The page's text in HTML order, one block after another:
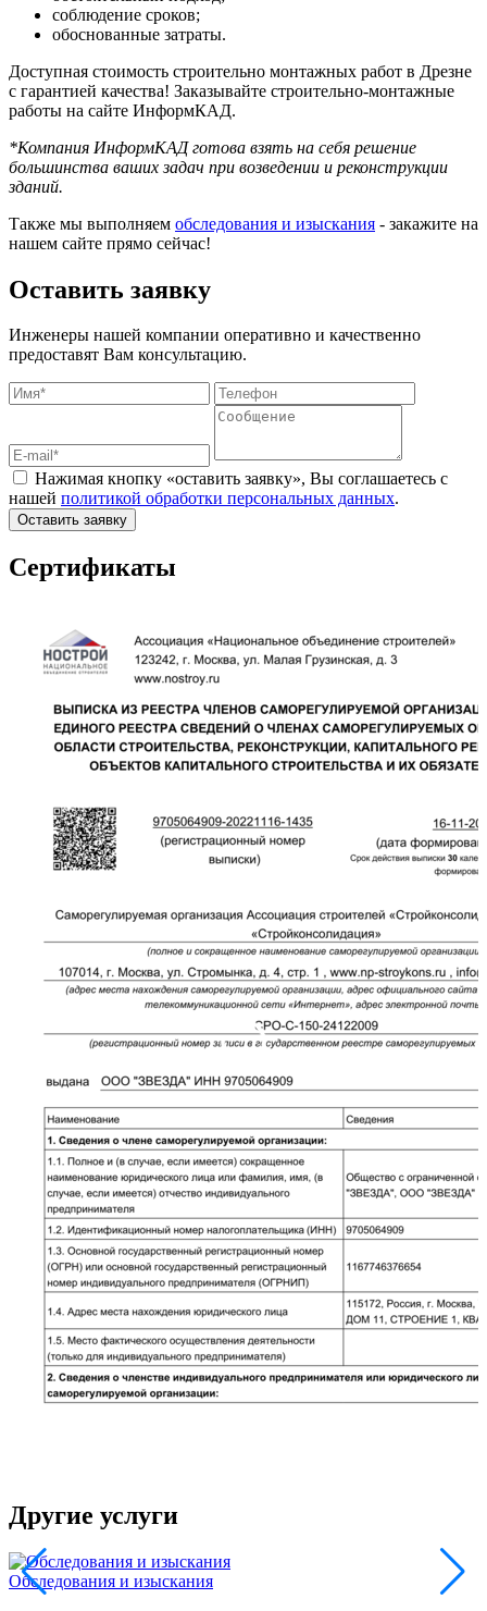
соблюдение сроков;
обоснованные затраты.
Доступная стоимость строительно монтажных работ в Дрезне
с гарантией качества! Заказывайте строительно-монтажные
работы на сайте ИнформКАД.
*Компания ИнформКАД готова взять на себя решение
большинства ваших задач при возведении и реконструкции
зданий.
Также мы выполняем обследования и изыскания - закажите на
нашем сайте прямо сейчас!
Оставить заявку
Инженеры нашей компании оперативно и качественно
предоставят Вам консультацию.
Нажимая кнопку «оставить заявку», Вы соглашаетесь с
нашей политикой обработки персональных данных.
Оставить заявку
Сертификаты
Другие услуги
Обследования и изыскания